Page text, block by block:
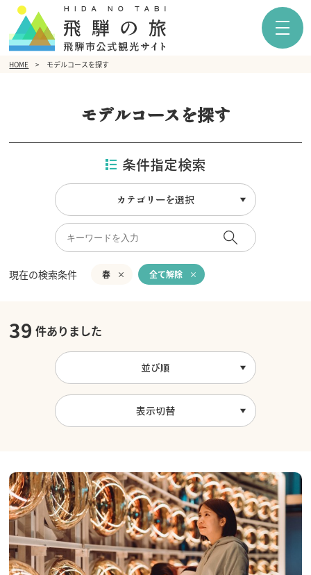
HOME モデルコースを探す
モデルコースを探す
条件指定検索
カテゴリーを選択
現在の検索条件 春 全て解除
39 件ありました
並び順
表示切替